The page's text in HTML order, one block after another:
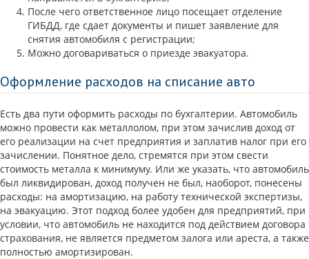
После чего ответственное лицо посещает отделение
ГИБДД, где сдает документы и пишет заявление для
снятия автомобиля с регистрации;
Можно договариваться о приезде эвакуатора.
Оформление расходов на списание авто
Есть два пути оформить расходы по бухгалтерии. Автомобиль
можно провести как металлолом, при этом зачислив доход от
его реализации на счет предприятия и заплатив налог при его
зачислении. Понятное дело, стремятся при этом свести
стоимость металла к минимуму. Или же указать, что автомобиль
был ликвидирован, доход получен не был, наоборот, понесены
расходы: на амортизацию, на работу технической экспертизы,
на эвакуацию. Этот подход более удобен для предприятий, при
условии, что автомобиль не находится под действием договора
страхования, не является предметом залога или ареста, а также
полностью амортизирован.